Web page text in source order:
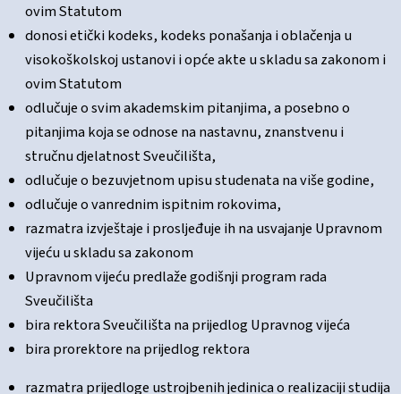
ovim Statutom
donosi etički kodeks, kodeks ponašanja i oblačenja u
visokoškolskoj ustanovi i opće akte u skladu sa zakonom i
ovim Statutom
odlučuje o svim akademskim pitanjima, a posebno o
pitanjima koja se odnose na nastavnu, znanstvenu i
stručnu djelatnost Sveučilišta,
odlučuje o bezuvjetnom upisu studenata na više godine,
odlučuje o vanrednim ispitnim rokovima,
razmatra izvještaje i prosljeđuje ih na usvajanje Upravnom
vijeću u skladu sa zakonom
Upravnom vijeću predlaže godišnji program rada
Sveučilišta
bira rektora Sveučilišta na prijedlog Upravnog vijeća
bira prorektore na prijedlog rektora
razmatra prijedloge ustrojbenih jedinica o realizaciji studija